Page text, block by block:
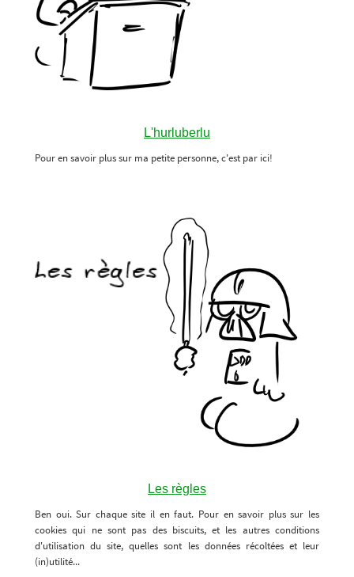
L'hurluberlu
Pour en savoir plus sur ma petite personne, c'est par ici!
Les règles
Ben oui. Sur chaque site il en faut. Pour en savoir plus sur les
cookies qui ne sont pas des biscuits, et les autres conditions
d'utilisation du site, quelles sont les données récoltées et leur
(in)utilité...